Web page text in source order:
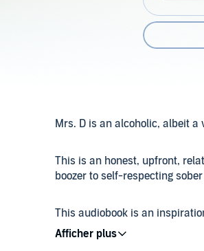
Mrs. D is an alcoholic, albeit
This is an honest, upfront,
boozer to self-respecting
This audiobook is an
out the entirely unexpected
online support that came